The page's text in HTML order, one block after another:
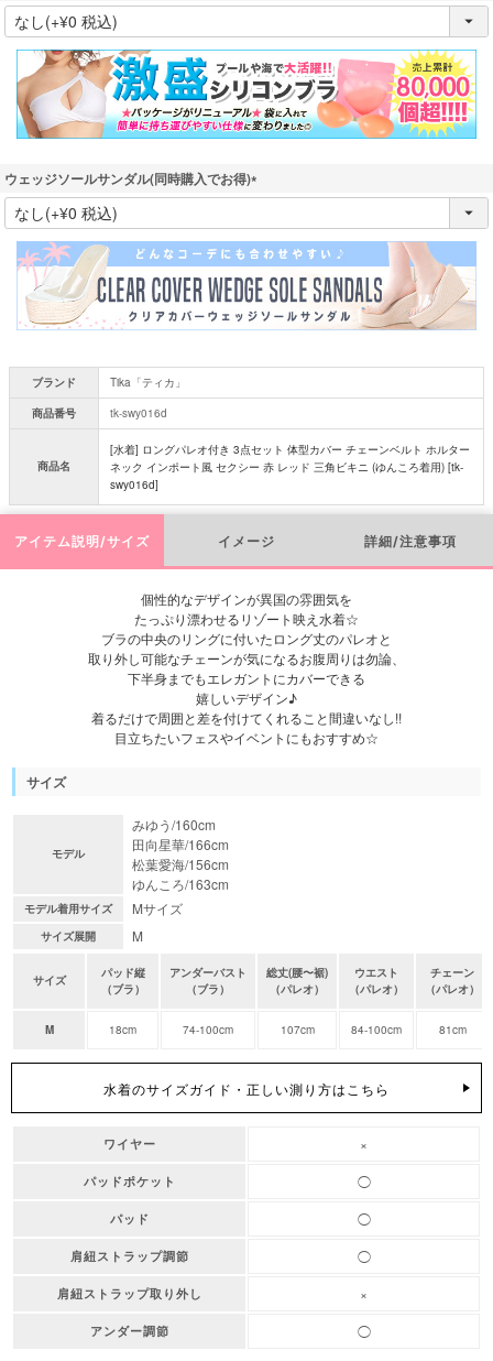
(
必
須
)
ウェッジソールサンダル(同時購入でお得)
(
必
須
)
ブランド
Tika「ティカ」
商品番号
tk-swy016d
商品名
[水着] ロングパレオ付き 3点セット 体型カバー チェーンベルト ホルター
ネック インポート風 セクシー 赤 レッド 三角ビキニ (ゆんころ着用) [tk-
swy016d]
アイテム説明/サイズ イメージ 詳細/注意事項
個性的なデザインが異国の雰囲気を
たっぷり漂わせるリゾート映え水着☆
ブラの中央のリングに付いたロング丈のパレオと
取り外し可能なチェーンが気になるお腹周りは勿論、
下半身までもエレガントにカバーできる
嬉しいデザイン♪
着るだけで周囲と差を付けてくれること間違いなし!!
目立ちたいフェスやイベントにもおすすめ☆
サイズ
モデル
みゆう/160cm
田向星華/166cm
松葉愛海/156cm
ゆんころ/163cm
モデル着用サイズ Mサイズ
サイズ展開 M
サイズ
パッド縦
（ブラ）
アンダーバスト
（ブラ）
総丈(腰〜裾)
（パレオ）
ウエスト
（パレオ）
チェーン
（パレオ）
M 18cm 74-100cm 107cm 84-100cm 81cm
水着のサイズガイド・正しい測り方はこちら
ワイヤー ×
パッドポケット ◯
パッド ◯
肩紐ストラップ調節 ◯
肩紐ストラップ取り外し ×
アンダー調節 ◯